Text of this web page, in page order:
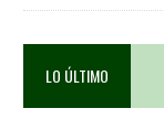
LO ÚLTIMO